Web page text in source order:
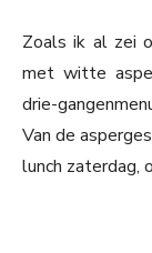
Zoals ik al zei
met witte
drie-
Van de
lunch zaterdag,